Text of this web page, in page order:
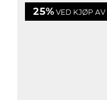
25% VED KJØP AV